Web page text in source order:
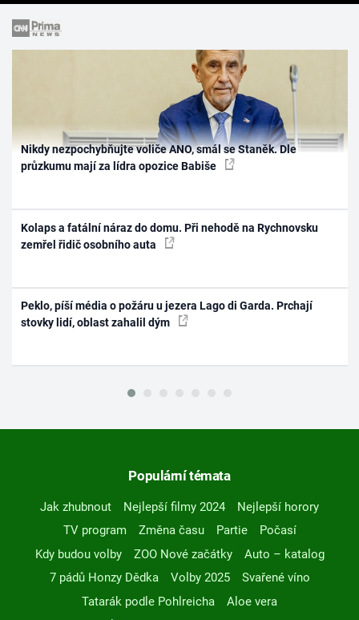
Nikdy nezpochybňujte voliče ANO, smál se Staněk. Dle
průzkumu mají za lídra opozice Babiše
Kolaps a fatální náraz do domu. Při nehodě na Rychnovsku
zemřel řidič osobního auta
Peklo, píší média o požáru u jezera Lago di Garda. Prchají
stovky lidí, oblast zahalil dým
Populární témata
Jak zhubnout Nejlepší filmy 2024
Nejlepší horory
TV program
Změna času Partie
Počasí
Kdy budou volby
ZOO Nové začátky
Auto – katalog
7 pádů Honzy Dědka
Volby 2025
Svařené víno
Tatarák podle Pohlreicha
Aloe vera